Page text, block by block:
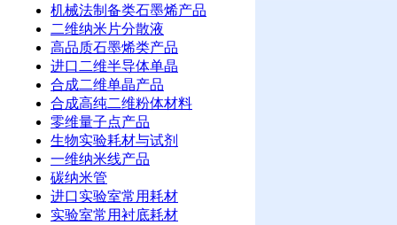
机械法制备类石墨烯产品
二维纳米片分散液
高品质石墨烯类产品
进口二维半导体单晶
合成二维单晶产品
合成高纯二维粉体材料
零维量子点产品
生物实验耗材与试剂
一维纳米线产品
碳纳米管
进口实验室常用耗材
实验室常用衬底耗材